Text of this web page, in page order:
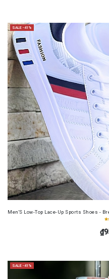
SALE -41%
Men'S Low-Top Lace-Up Sports Shoes -
SALE -41%